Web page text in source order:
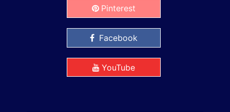
Pinterest
Facebook
YouTube